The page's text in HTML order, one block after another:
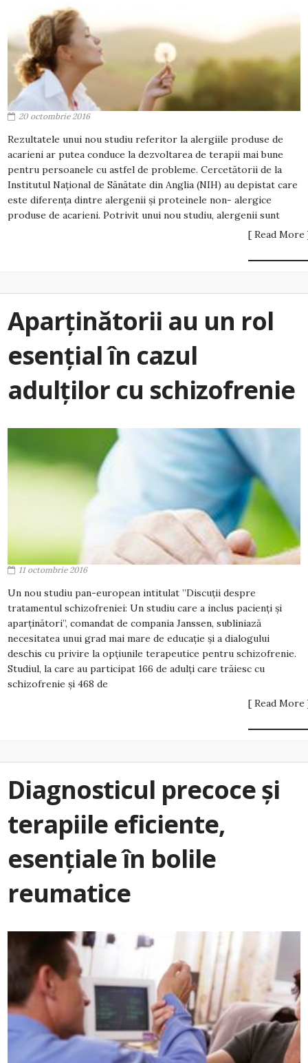
20 octombrie 2016
Rezultatele unui nou studiu referitor la alergiile produse de
acarieni ar putea conduce la dezvoltarea de terapii mai bune
pentru persoanele cu astfel de probleme. Cercetătorii de la
Institutul Național de Sănătate din Anglia (NIH) au depistat care
este diferența dintre alergenii și proteinele non- alergice
produse de acarieni. Potrivit unui nou studiu, alergenii sunt
[ Read More
Aparținătorii au un rol
esențial în cazul
adulților cu schizofrenie
11 octombrie 2016
Un nou studiu pan-european intitulat ”Discuții despre
tratamentul schizofreniei: Un studiu care a inclus pacienți și
aparținători”, comandat de compania Janssen, subliniază
necesitatea unui grad mai mare de educație și a dialogului
deschis cu privire la opțiunile terapeutice pentru schizofrenie.
Studiul, la care au participat 166 de adulți care trăiesc cu
schizofrenie și 468 de
[ Read More
Diagnosticul precoce şi
terapiile eficiente,
esențiale în bolile
reumatice